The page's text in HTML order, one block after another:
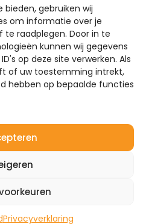
gebruiken wij
om informatie over je
raadplegen. Door in te
kunnen wij gegevens
op deze site verwerken. Als
of uw toestemming intrekt,
hebben op bepaalde functies
Privacyverklaring
voorwaarden
RA Roosendaal
Energie Brabant
door:Quinn